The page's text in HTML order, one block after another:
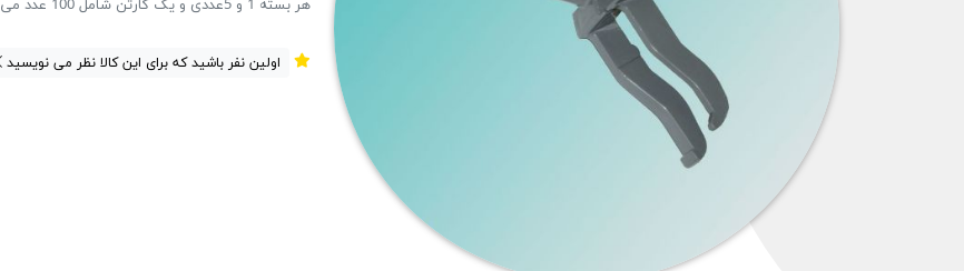
هر بسته 1 و 5عددی و یک کارتن شامل 100 عدد می باشد .
اولین نفر باشید که برای این کالا نظر می نویسید